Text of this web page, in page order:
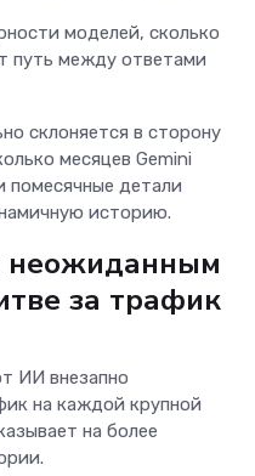
моделей, сколько
путь между ответами
склоняется в сторону
месяцев Gemini
помесячные детали
историю.
неожиданным
за трафик
ИИ внезапно
на каждой крупной
на более